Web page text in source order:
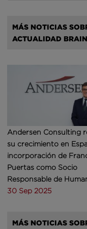
MÁS NOTICIAS
ACTUALIDAD
Andersen Consulting
su crecimiento en
incorporación de
Puertas como Socio
Responsable de
30 Sep 2025
MÁS NOTICIAS